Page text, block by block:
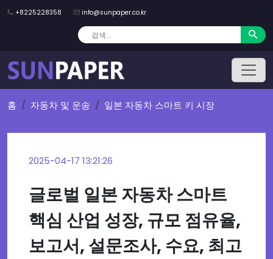
+8225228358 info@sunpaper.co.kr
홈 자동차 및 운송 일본 자동차 스마트 키 시장
2025-04-17 13:21:26
글로벌 일본 자동차 스마트
핵심 산업 성장, 규모 점유율,
보고서, 설문조사, 수요, 최고